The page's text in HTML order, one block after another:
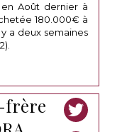
Août dernier à
180.000€ à
a deux semaines
frère